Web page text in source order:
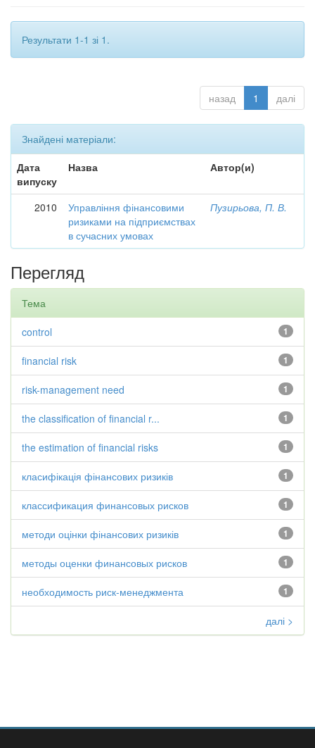
Результати 1-1 зі 1.
назад 1 далі
Знайдені матеріали:
Дата
випуску
Назва Автор(и)
2010
Управління фінансовими
ризиками на підприємствах
в сучасних умовах
Пузирьова, П. В.
Перегляд
Тема
1
control
1
financial risk
1
risk-management need
1
the classification of financial r...
1
the estimation of financial risks
1
класифікація фінансових ризиків
1
классификация финансовых рисков
1
методи оцінки фінансових ризиків
1
методы оценки финансовых рисков
1
необходимость риск-менеджмента
далі >